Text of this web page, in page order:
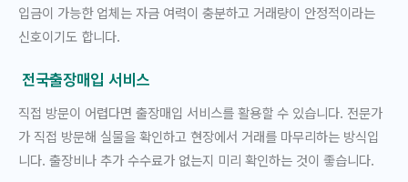
입금이 가능한 업체는 자금 여력이 충분하고 거래량이 안정적이라는
신호이기도 합니다.
전국출장매입 서비스
직접 방문이 어렵다면 출장매입 서비스를 활용할 수 있습니다. 전문가
가 직접 방문해 실물을 확인하고 현장에서 거래를 마무리하는 방식입
니다. 출장비나 추가 수수료가 없는지 미리 확인하는 것이 좋습니다.